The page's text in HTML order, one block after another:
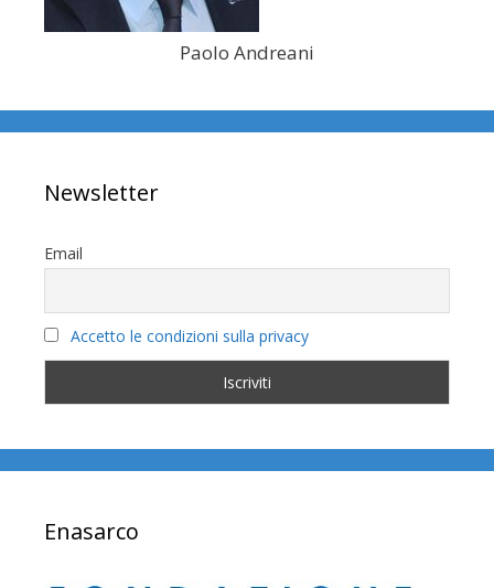
Paolo Andreani
Newsletter
Email
Accetto le condizioni sulla privacy
Enasarco